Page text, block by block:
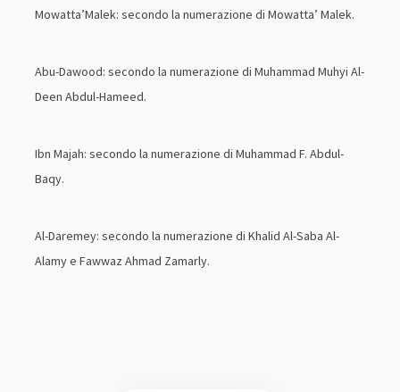
Mowatta’Malek: secondo la numerazione di Mowatta’ Malek.
Abu-Dawood: secondo la numerazione di Muhammad Muhyi Al-
Deen Abdul-Hameed.
Ibn Majah: secondo la numerazione di Muhammad F. Abdul-
Baqy.
Al-Daremey: secondo la numerazione di Khalid Al-Saba Al-
Alamy e Fawwaz Ahmad Zamarly.